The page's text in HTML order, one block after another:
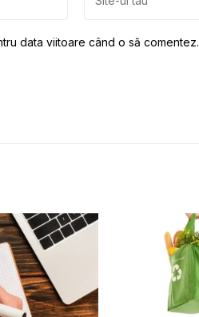
data viitoare când o să comentez.